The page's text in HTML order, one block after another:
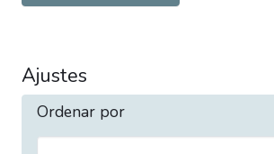
Ajustes
Ordenar por